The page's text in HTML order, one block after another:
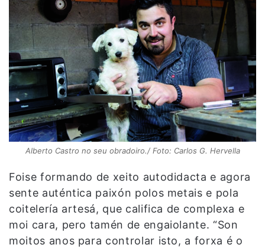
Alberto Castro no seu obradoiro./ Foto: Carlos G. Hervella
Foise formando de xeito autodidacta e agora
sente auténtica paixón polos metais e pola
coitelería artesá, que califica de complexa e
moi cara, pero tamén de engaiolante. “Son
moitos anos para controlar isto, a forxa é o